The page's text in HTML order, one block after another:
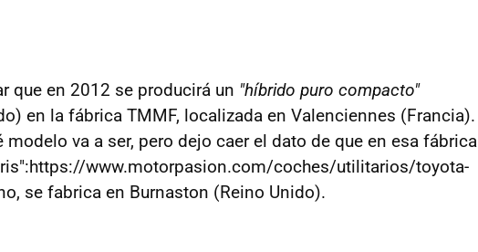
que en 2012 se producirá un "híbrido puro compacto"
en la fábrica TMMF, localizada en Valenciennes (Francia).
va a ser, pero dejo caer el dato de que en esa fábrica
www.motorpasion.com/coches/utilitarios/toyota-
se fabrica en Burnaston (Reino Unido).